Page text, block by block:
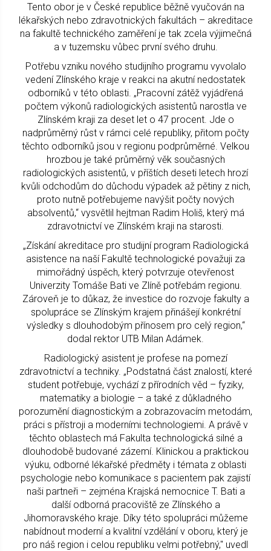
Tento obor je v České republice běžně vyučován na
lékařských nebo zdravotnických fakultách – akreditace
na fakultě technického zaměření je tak zcela výjimečná
a v tuzemsku vůbec první svého druhu.
Potřebu vzniku nového studijního programu vyvolalo
vedení Zlínského kraje v reakci na akutní nedostatek
odborníků v této oblasti. „Pracovní zátěž vyjádřená
počtem výkonů radiologických asistentů narostla ve
Zlínském kraji za deset let o 47 procent. Jde o
nadprůměrný růst v rámci celé republiky, přitom počty
těchto odborníků jsou v regionu podprůměrné. Velkou
hrozbou je také průměrný věk současných
radiologických asistentů, v příštích deseti letech hrozí
kvůli odchodům do důchodu výpadek až pětiny z nich,
proto nutně potřebujeme navýšit počty nových
absolventů,“ vysvětlil hejtman Radim Holiš, který má
zdravotnictví ve Zlínském kraji na starosti.
„Získání akreditace pro studijní program Radiologická
asistence na naší Fakultě technologické považuji za
mimořádný úspěch, který potvrzuje otevřenost
Univerzity Tomáše Bati ve Zlíně potřebám regionu.
Zároveň je to důkaz, že investice do rozvoje fakulty a
spolupráce se Zlínským krajem přinášejí konkrétní
výsledky s dlouhodobým přínosem pro celý region,“
dodal rektor UTB Milan Adámek.
Radiologický asistent je profese na pomezí
zdravotnictví a techniky. „Podstatná část znalostí, které
student potřebuje, vychází z přírodních věd – fyziky,
matematiky a biologie – a také z důkladného
porozumění diagnostickým a zobrazovacím metodám,
práci s přístroji a moderními technologiemi. A právě v
těchto oblastech má Fakulta technologická silné a
dlouhodobě budované zázemí. Klinickou a praktickou
výuku, odborné lékařské předměty i témata z oblasti
psychologie nebo komunikace s pacientem pak zajistí
naši partneři – zejména Krajská nemocnice T. Bati a
další odborná pracoviště ze Zlínského a
Jihomoravského kraje. Díky této spolupráci můžeme
nabídnout moderní a kvalitní vzdělání v oboru, který je
pro náš region i celou republiku velmi potřebný," uvedl